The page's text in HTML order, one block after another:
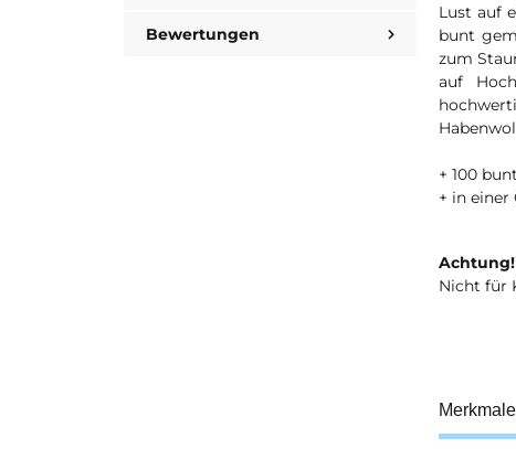
Bewertungen
Lust auf
bunt
zum
auf
+ 100
+ in einer
Nicht für
Merkmale